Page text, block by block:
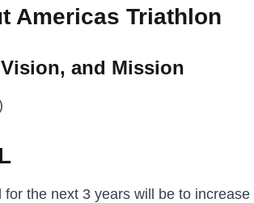
Americas Triathlon
and Mission
for the next 3 years will be to